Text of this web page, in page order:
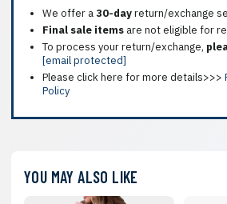
We offer a30-dayreturn/exchange
Final sale items are not eligible for
To process your return/exchange,
[email protected]
Please click here for more details>>>
Policy
YOU MAY ALSO LIKE